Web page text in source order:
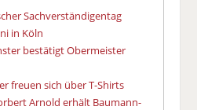
Sachverständigentag
in Köln
bestätigt Obermeister
freuen sich über T-Shirts
Arnold erhält Baumann-